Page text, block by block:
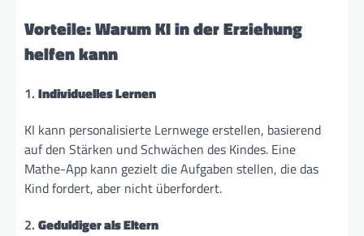
Vorteile: Warum KI in der Erziehung
helfen kann
1. Individuelles Lernen
KI kann personalisierte Lernwege erstellen, basierend
auf den Stärken und Schwächen des Kindes. Eine
Mathe-App kann gezielt die Aufgaben stellen, die das
Kind fordert, aber nicht überfordert.
2. Geduldiger als Eltern